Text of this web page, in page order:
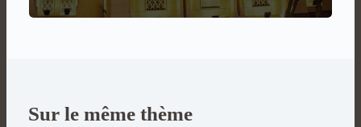
Sur le même thème